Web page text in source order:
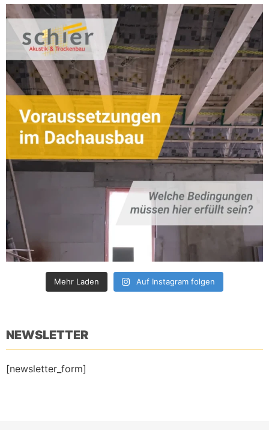
Mehr Laden Auf Instagram folgen
NEWSLETTER
[newsletter_form]